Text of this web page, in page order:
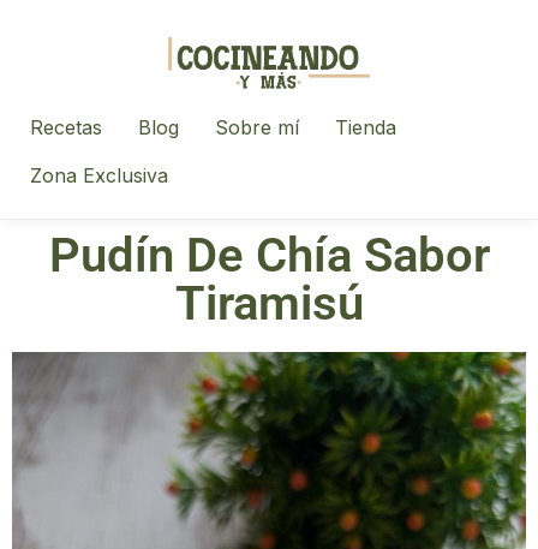
Recetas Blog Sobre mí
Tienda
Zona Exclusiva
Pudín De Chía Sabor
Tiramisú